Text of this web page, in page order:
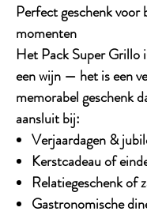
Perfect geschenk voor
momenten
HetPack Super Grillo
een wijn — het is een
memorabel geschenk
aansluit bij:
Verjaardagen &
Kerstcadeau of
Relatiegeschenk of
Gastronomische